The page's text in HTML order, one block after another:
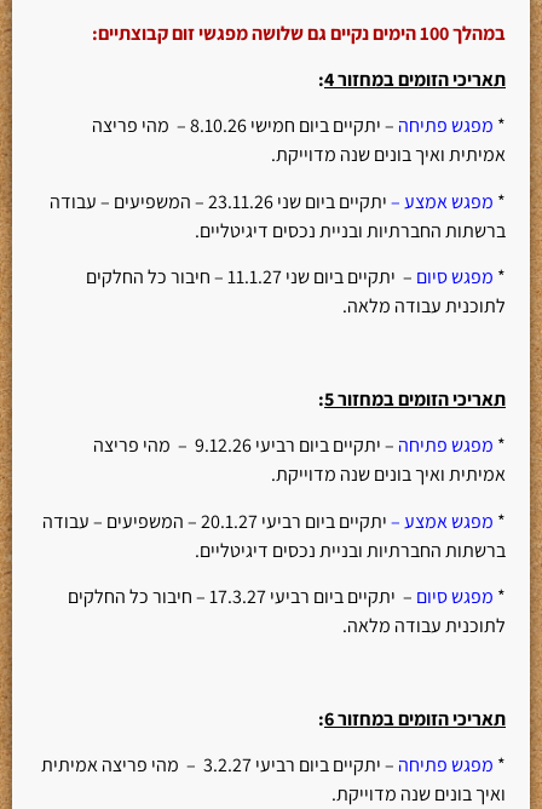
במהלך 100 הימים נקיים גם שלושה מפגשי זום קבוצתיים:
תאריכי הזומים במחזור 4 :
* מפגש פתיחה
– יתקיים ביום חמישי 8.10.26 – מהי פריצה
אמיתית ואיך בונים שנה מדוייקת.
* מפגש אמצע –
יתקיים ביום שני 23.11.26 – המשפיעים – עבודה
ברשתות החברתיות ובניית נכסים דיגיטליים.
* מפגש סיום
– יתקיים ביום שני 11.1.27 – חיבור כל החלקים
לתוכנית עבודה מלאה.
תאריכי הזומים במחזור 5 :
* מפגש פתיחה
– יתקיים ביום רביעי 9.12.26 – מהי פריצה
אמיתית ואיך בונים שנה מדוייקת.
* מפגש אמצע –
יתקיים ביום רביעי 20.1.27 – המשפיעים – עבודה
ברשתות החברתיות ובניית נכסים דיגיטליים.
* מפגש סיום
– יתקיים ביום רביעי 17.3.27 – חיבור כל החלקים
לתוכנית עבודה מלאה.
תאריכי הזומים במחזור 6 :
* מפגש פתיחה
– יתקיים ביום רביעי 3.2.27 – מהי פריצה אמיתית
ואיך בונים שנה מדוייקת.